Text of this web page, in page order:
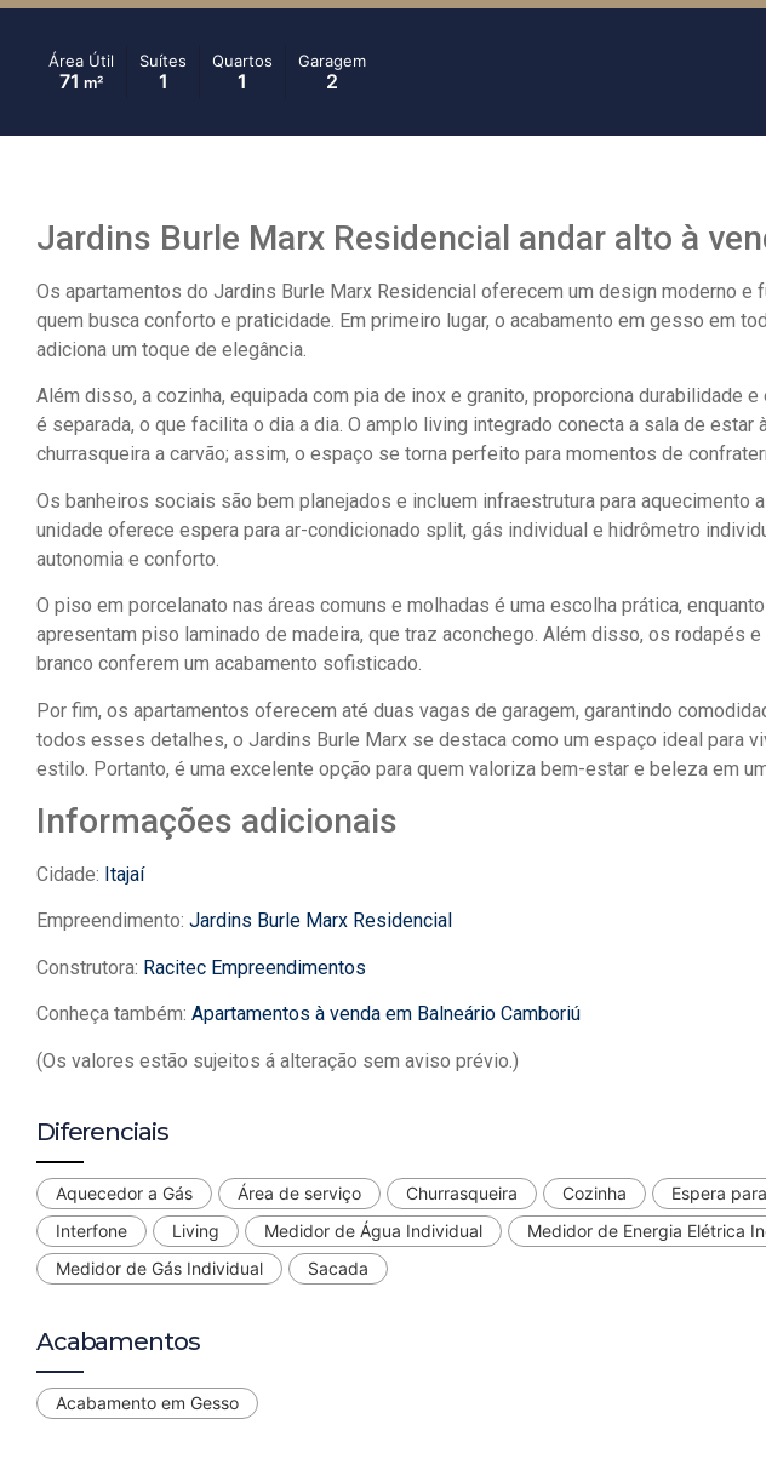
Área Útil
71 m²
Suítes
1
Quartos
1
Garagem
2
Jardins Burle Marx Residencial andar alto à
Os apartamentos do Jardins Burle Marx Residencial oferecem um design moderno e
quem busca conforto e praticidade. Em primeiro lugar, o acabamento em gesso em
adiciona um toque de elegância.
Além disso, a cozinha, equipada com pia de inox e granito, proporciona durabilidade
é separada, o que facilita o dia a dia. O amplo living integrado conecta a sala de estar
churrasqueira a carvão; assim, o espaço se torna perfeito para momentos de
Os banheiros sociais são bem planejados e incluem infraestrutura para aquecimento
unidade oferece espera para ar-condicionado split, gás individual e hidrômetro
autonomia e conforto.
O piso em porcelanato nas áreas comuns e molhadas é uma escolha prática,
apresentam piso laminado de madeira, que traz aconchego. Além disso, os rodapés
branco conferem um acabamento sofisticado.
Por fim, os apartamentos oferecem até duas vagas de garagem, garantindo
todos esses detalhes, o Jardins Burle Marx se destaca como um espaço ideal para
estilo. Portanto, é uma excelente opção para quem valoriza bem-estar e beleza em
Informações adicionais
Cidade: Itajaí
Empreendimento: Jardins Burle Marx Residencial
Construtora: Racitec Empreendimentos
Conheça também: Apartamentos à venda em Balneário Camboriú
(Os valores estão sujeitos á alteração sem aviso prévio.)
Diferenciais
Aquecedor a Gás Área de serviço Churrasqueira Cozinha
Espera
Interfone
Living Medidor de Água Individual
Medidor de Energia Elétrica
Medidor de Gás Individual
Sacada
Acabamentos
Acabamento em Gesso